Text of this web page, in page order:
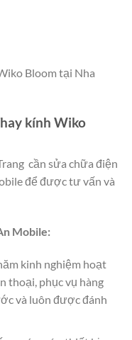
Bloom tại Nha
kính Wiko
cần sửa chữa điện
để được tư vấn và
Mobile:
kinh nghiệm hoạt
thoại, phục vụ hàng
và luôn được đánh